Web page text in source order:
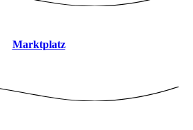
Marktplatz